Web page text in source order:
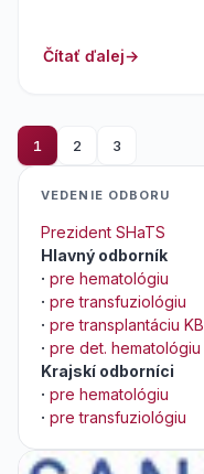
Čítať ďalej
1 2 3
VEDENIE ODBORU
Prezident SHaTS
Hlavný odborník
· pre hematológiu
· pre transfuziológiu
· pre transplantáciu KB
· pre det. hematológiu
Krajskí odborníci
· pre hematológiu
· pre transfuziológiu